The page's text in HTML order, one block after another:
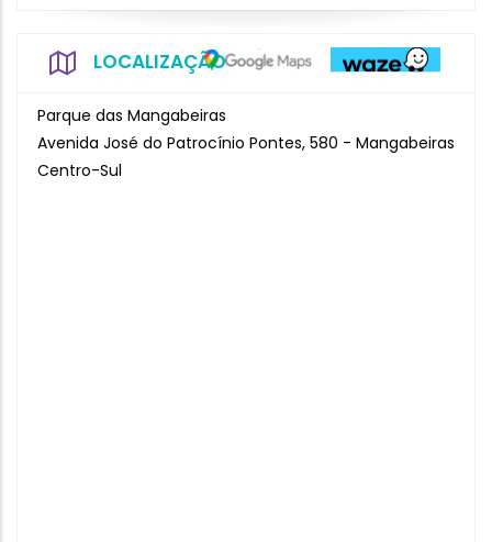
LOCALIZAÇÃO
Parque das Mangabeiras
Avenida José do Patrocínio Pontes, 580 - Mangabeiras
Centro-Sul